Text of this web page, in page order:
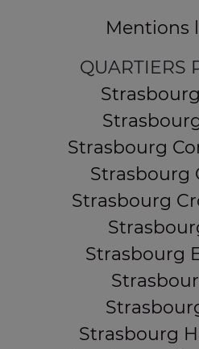
Mentions
QUARTIERS
Strasbourg
Strasbourg
Strasbourg
Strasbourg
Strasbourg